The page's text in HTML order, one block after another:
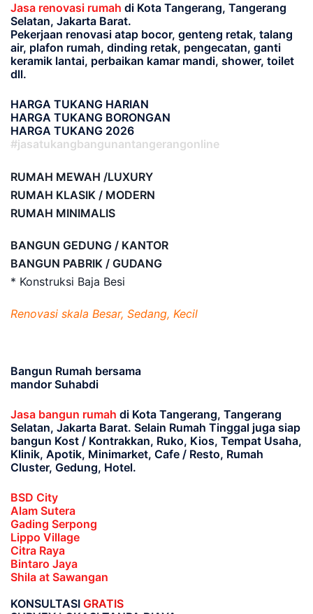
Jasa renovasi rumah di Kota Tangerang, Tangerang
Selatan, Jakarta Barat.
Pekerjaan renovasi atap bocor, genteng retak, talang
air, plafon rumah, dinding retak, pengecatan, ganti
keramik lantai, perbaikan kamar mandi, shower, toilet
dll.
HARGA TUKANG HARIAN
HARGA TUKANG BORONGAN
HARGA TUKANG 2026
#jasatukangbangunantangerangonline
RUMAH MEWAH /LUXURY
RUMAH KLASIK / MODERN
RUMAH MINIMALIS
BANGUN GEDUNG / KANTOR
BANGUN PABRIK / GUDANG
* Konstruksi Baja Besi
Renovasi skala Besar, Sedang, Kecil
Bangun Rumah bersama
mandor Suhabdi
Jasa bangun rumah di Kota Tangerang, Tangerang
Selatan, Jakarta Barat. Selain Rumah Tinggal juga siap
bangun Kost / Kontrakkan, Ruko, Kios, Tempat Usaha,
Klinik, Apotik, Minimarket, Cafe / Resto, Rumah
Cluster, Gedung, Hotel.
BSD City
Alam Sutera
Gading Serpong
Lippo Village
Citra Raya
Bintaro Jaya
Shila at Sawangan
KONSULTASI GRATIS